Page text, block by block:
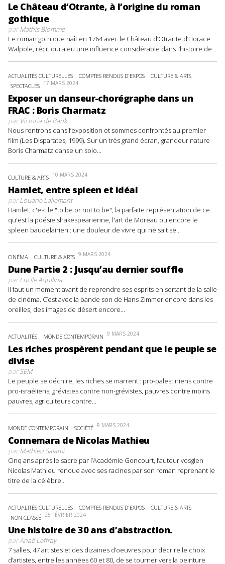
Le Château d’Otrante, à l’origine du roman
gothique
parMathis Blomme
Le roman gothique naît en 1764 avec le Château d’Otrante d’Horace
Walpole, récit qui a eu une influence considérable dans l’histoire de...
ACTUALITÉS CULTURELLES COMPTES RENDUS D'EXPOS
CULTURE & ARTS
SPECTACLES 17 MARS 2024
Exposer un danseur-chorégraphe dans un
FRAC : Boris Charmatz
parVictoria de Bank
Nous rentrons dans l’exposition et sommes confrontés au premier
film (Les Disparates, 1999). Sur un très grand écran, grandeur nature
Boris Charmatz danse un solo...
CULTURE & ARTS 10 MARS 2024
Hamlet, entre spleen et idéal
parLouane Lallemant
Hamlet, c'est le "to be or not to be", la parfaite représentation de ce
qu'est la poésie shakespearienne, l'art de Moreau ou encore le
spleen baudelairien : une douleur de vivre qui ne sait se...
CINÉMA CULTURE & ARTS 9 MARS 2024
Dune Partie 2 : Jusqu’au dernier souffle
parLucile Aquilina
Il faut un moment avant de reprendre ses esprits en sortant de la salle
de cinéma. C’est avec la bande son de Hans Zimmer encore dans les
oreilles, des images de désert encore...
ACTUALITÉS MONDE CONTEMPORAIN 9 MARS 2024
Les riches prospèrent pendant que le peuple se
divise
parSEM
Le peuple se déchire, les riches se marrent : pro-palestiniens contre
pro-israéliens, grévistes contre non-grévistes, pauvres contre moins
pauvres, agriculteurs contre...
MONDE CONTEMPORAIN SOCIÉTÉ 8 MARS 2024
Connemara de Nicolas Mathieu
parMathieu Salami
Cinq ans après le sacre par l’Académie Goncourt, l’auteur vosgien
Nicolas Mathieu renoue avec ses racines par son roman reprenant le
titre de la célèbre...
ACTUALITÉS CULTURELLES COMPTES RENDUS D'EXPOS
CULTURE & ARTS
NON CLASSÉ 25 FÉVRIER 2024
Une histoire de 30 ans d’abstraction.
parAnaë Leffray
7 salles, 47 artistes et des dizaines d’oeuvres pour décrire le choix
d’artistes, entre les années 60 et 80, de se tourner vers la peinture